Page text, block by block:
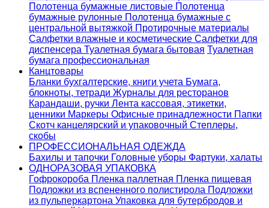
Полотенца бумажные листовые Полотенца
бумажные рулонные Полотенца бумажные с
центральной вытяжкой Протирочные материалы
Салфетки влажные и косметические Салфетки для
диспенсера Туалетная бумага бытовая Туалетная
бумага профессиональная
Канцтовары
Бланки бухгалтерские, книги учета Бумага,
блокноты, тетради Журналы для ресторанов
Карандаши, ручки Лента кассовая, этикетки,
ценники Маркеры Офисные принадлежности Папки
Скотч канцелярский и упаковочный Степлеры,
скобы
ПРОФЕССИОНАЛЬНАЯ ОДЕЖДА
Бахилы и тапочки Головные уборы Фартуки, халаты
ОДНОРАЗОВАЯ УПАКОВКА
Гофрокороба Пленка паллетная Пленка пищевая
Подложки из вспененного полистирола Подложки
из пульперкартона Упаковка для бутербродов и